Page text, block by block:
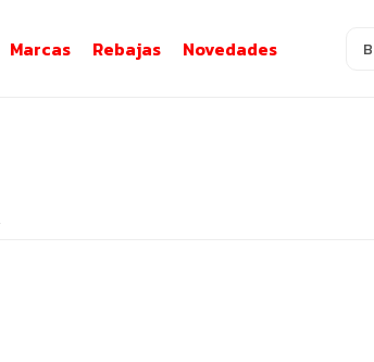
Marcas Rebajas Novedades